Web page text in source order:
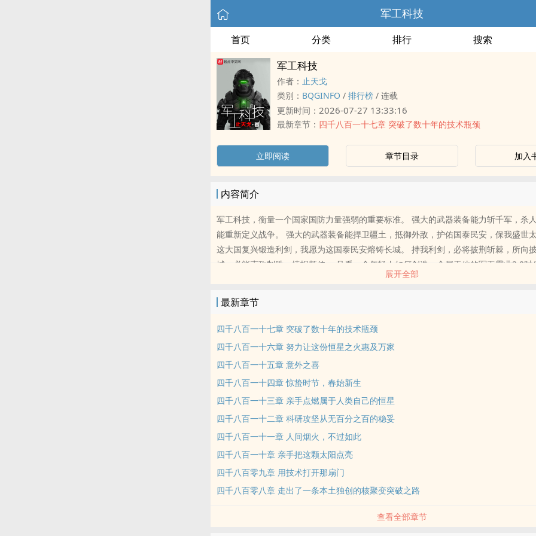
军工科技
首页 分类 排行 搜索
军工科技
作者： 止天戈
类别： BQGINFO / 排行榜 / 连载
更新时间： 2026-07-27 13:33:16
最新章节： 四千八百一十七章 突破了数十年的技术瓶颈
立即阅读 章节目录 加入
内容简介
军工科技，衡量一个国家国防力量强弱的重要标准。 强大的武器装备能力斩千军，杀
能重新定义战争。 强大的武器装备能捍卫疆土，抵御外敌，护佑国泰民安，保我盛世
这大国复兴锻造利剑，我愿为这国泰民安熔铸长城。 持我利剑，必将披荆斩棘，所向
城，必能克敌制胜，捷报频传。 且看一个年轻人如何创造一个属于他的军工霸业2.0时
本站提示：各位书友要是觉得《军工科技》还不错的话请不要忘记向您QQ群和微博里
展开全部
最新章节
四千八百一十七章 突破了数十年的技术瓶颈
四千八百一十六章 努力让这份恒星之火惠及万家
四千八百一十五章 意外之喜
四千八百一十四章 惊蛰时节，春始新生
四千八百一十三章 亲手点燃属于人类自己的恒星
四千八百一十二章 科研攻坚从无百分之百的稳妥
四千八百一十一章 人间烟火，不过如此
四千八百一十章 亲手把这颗太阳点亮
四千八百零九章 用技术打开那扇门
四千八百零八章 走出了一条本土独创的核聚变突破之路
查看全部章节